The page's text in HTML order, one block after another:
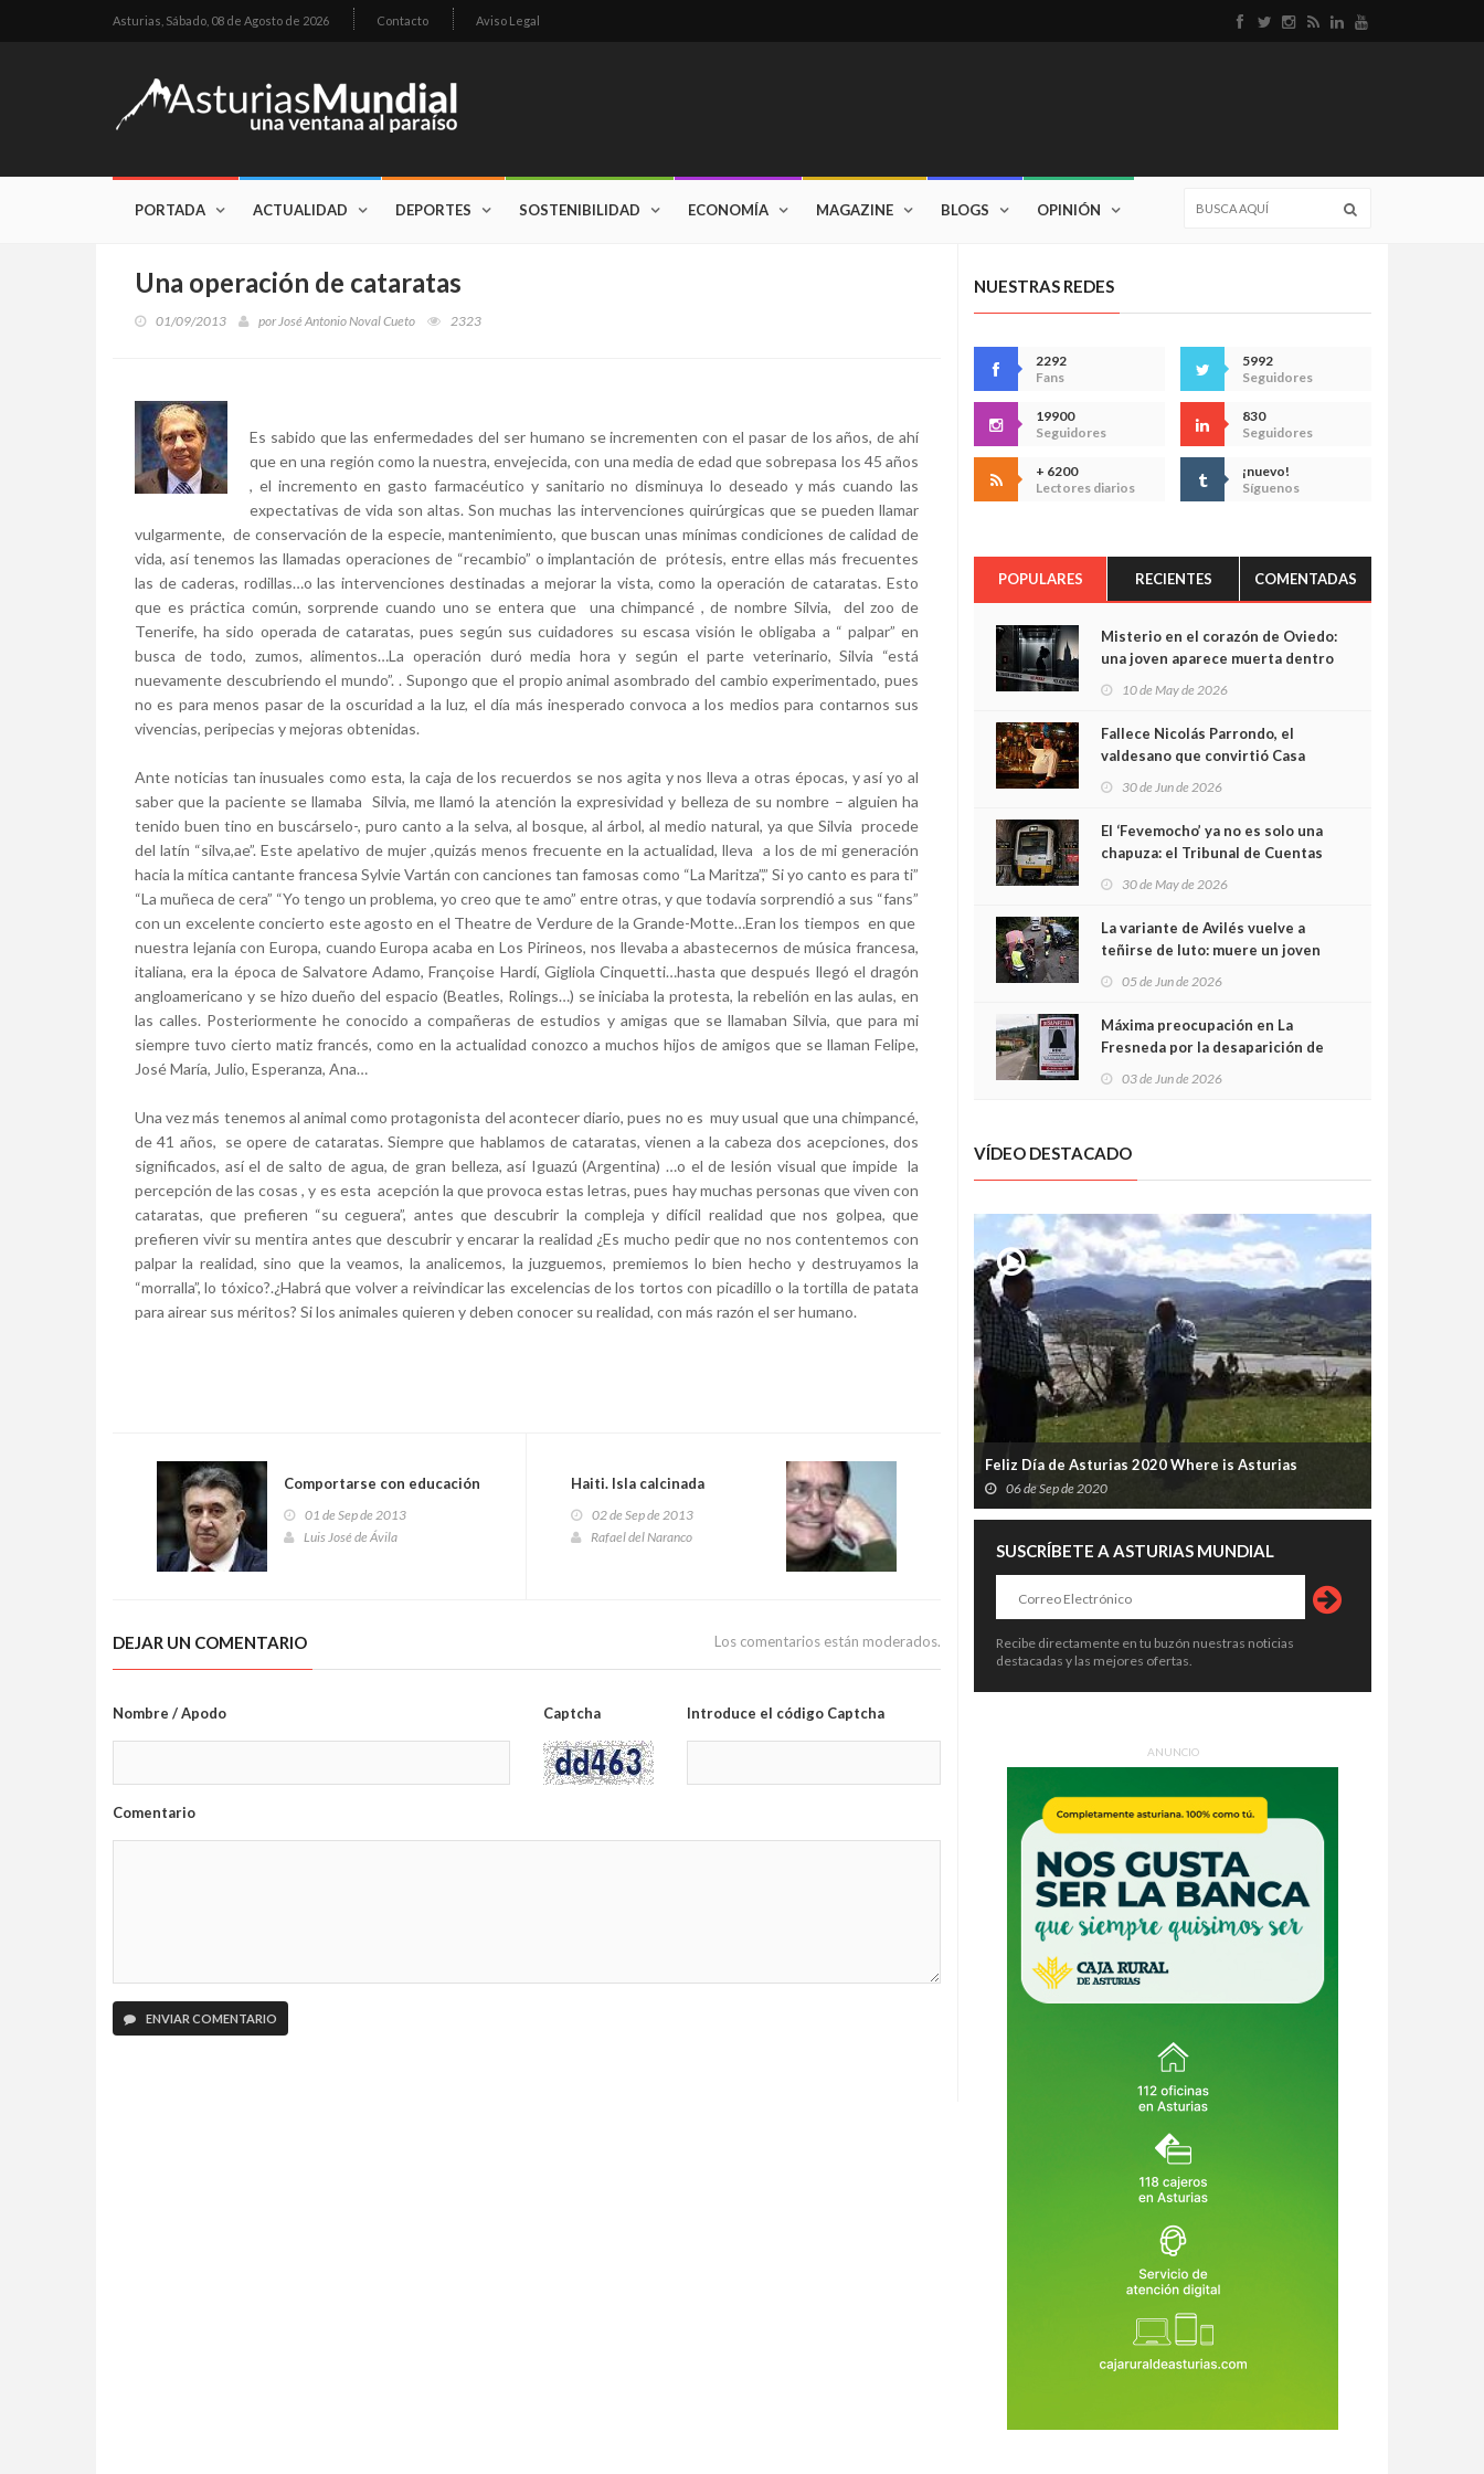
Asturias, Sábado, 08 de Agosto de 2026 Contacto Aviso Legal
PORTADA ACTUALIDAD DEPORTES SOSTENIBILIDAD ECONOMÍA MAGAZINE BLOGS OPINIÓN
Una operación de cataratas
01/09/2013 porJosé Antonio Noval Cueto 2323
Es sabido que las enfermedades del ser humano se incrementen con el pasar de los años, de ahí
que en una región como la nuestra, envejecida, con una media de edad que sobrepasa los 45 años
, el incremento en gasto farmacéutico y sanitario no disminuya lo deseado y más cuando las
expectativas de vida son altas. Son muchas las intervenciones quirúrgicas que se pueden llamar
vulgarmente, de conservación de la especie, mantenimiento, que buscan unas mínimas condiciones de calidad de
vida, así tenemos las llamadas operaciones de “recambio” o implantación de prótesis, entre ellas más frecuentes
las de caderas, rodillas…o las intervenciones destinadas a mejorar la vista, como la operación de cataratas. Esto
que es práctica común, sorprende cuando uno se entera que una chimpancé , de nombre Silvia, del zoo de
Tenerife, ha sido operada de cataratas, pues según sus cuidadores su escasa visión le obligaba a “ palpar” en
busca de todo, zumos, alimentos…La operación duró media hora y según el parte veterinario, Silvia “está
nuevamente descubriendo el mundo”. . Supongo que el propio animal asombrado del cambio experimentado, pues
no es para menos pasar de la oscuridad a la luz, el día más inesperado convoca a los medios para contarnos sus
vivencias, peripecias y mejoras obtenidas.
Ante noticias tan inusuales como esta, la caja de los recuerdos se nos agita y nos lleva a otras épocas, y así yo al
saber que la paciente se llamaba Silvia, me llamó la atención la expresividad y belleza de su nombre – alguien ha
tenido buen tino en buscárselo-, puro canto a la selva, al bosque, al árbol, al medio natural, ya que Silvia procede
del latín “silva,ae”. Este apelativo de mujer ,quizás menos frecuente en la actualidad, lleva a los de mi generación
hacia la mítica cantante francesa Sylvie Vartán con canciones tan famosas como “La Maritza”,” Si yo canto es para ti”
“La muñeca de cera” “Yo tengo un problema, yo creo que te amo” entre otras, y que todavía sorprendió a sus “fans”
con un excelente concierto este agosto en el Theatre de Verdure de la Grande-Motte…Eran los tiempos en que
nuestra lejanía con Europa, cuando Europa acaba en Los Pirineos, nos llevaba a abastecernos de música francesa,
italiana, era la época de Salvatore Adamo, Françoise Hardí, Gigliola Cinquetti…hasta que después llegó el dragón
angloamericano y se hizo dueño del espacio (Beatles, Rolings…) se iniciaba la protesta, la rebelión en las aulas, en
las calles. Posteriormente he conocido a compañeras de estudios y amigas que se llamaban Silvia, que para mi
siempre tuvo cierto matiz francés, como en la actualidad conozco a muchos hijos de amigos que se llaman Felipe,
José María, Julio, Esperanza, Ana…
Una vez más tenemos al animal como protagonista del acontecer diario, pues no es muy usual que una chimpancé,
de 41 años, se opere de cataratas. Siempre que hablamos de cataratas, vienen a la cabeza dos acepciones, dos
significados, así el de salto de agua, de gran belleza, así Iguazú (Argentina) …o el de lesión visual que impide la
percepción de las cosas , y es esta acepción la que provoca estas letras, pues hay muchas personas que viven con
cataratas, que prefieren “su ceguera”, antes que descubrir la compleja y difícil realidad que nos golpea, que
prefieren vivir su mentira antes que descubrir y encarar la realidad ¿Es mucho pedir que no nos contentemos con
palpar la realidad, sino que la veamos, la analicemos, la juzguemos, premiemos lo bien hecho y destruyamos la
“morralla”, lo tóxico?.¿Habrá que volver a reivindicar las excelencias de los tortos con picadillo o la tortilla de patata
para airear sus méritos? Si los animales quieren y deben conocer su realidad, con más razón el ser humano.
Comportarse con educación
01 de Sep de 2013
Luis José de Ávila
Haiti. Isla calcinada
02 de Sep de 2013
Rafael del Naranco
DEJAR UN COMENTARIO Los comentarios están moderados.
Nombre / Apodo Captcha Introduce el código Captcha
Comentario
ENVIAR COMENTARIO
NUESTRAS REDES
2292
Fans
5992
Seguidores
19900
Seguidores
830
Seguidores
+ 6200
Lectores diarios
¡nuevo!
Síguenos
POPULARES RECIENTES COMENTADAS
Misterio en el corazón de Oviedo:
una joven aparece muerta dentro
cámaras captan sus últimos
minutos
10 de May de 2026
Fallece Nicolás Parrondo, el
valdesano que convirtió Casa
30 de Jun de 2026
El ‘Fevemocho’ ya no es solo una
chapuza: el Tribunal de Cuentas
sobrecoste de los trenes que no
cabían por los túneles
30 de May de 2026
La variante de Avilés vuelve a
teñirse de luto: muere un joven
05 de Jun de 2026
Máxima preocupación en La
Fresneda por la desaparición de
03 de Jun de 2026
VÍDEO DESTACADO
Feliz Día de Asturias 2020 Where is Asturias
06 de Sep de 2020
SUSCRÍBETE A ASTURIAS MUNDIAL
Recibe directamente en tu buzón nuestras noticias
destacadas y las mejores ofertas.
ANUNCIO